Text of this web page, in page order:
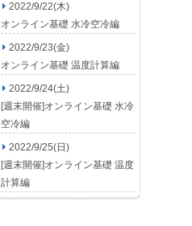
2022/9/22(木)
オンライン基礎 水冷空冷編
2022/9/23(金)
オンライン基礎 温度計算編
2022/9/24(土)
[週末開催]オンライン基礎 水冷
空冷編
2022/9/25(日)
[週末開催]オンライン基礎 温度
計算編